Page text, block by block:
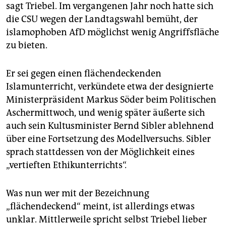
sagt Triebel. Im vergangenen Jahr noch hatte sich
die CSU wegen der Landtagswahl bemüht, der
islamophoben AfD möglichst wenig Angriffsfläche
zu bieten.
Er sei gegen einen flächendeckenden
Islamunterricht, verkündete etwa der designierte
Ministerpräsident Markus Söder beim Politischen
Aschermittwoch, und wenig später äußerte sich
auch sein Kultusminister Bernd Sibler ablehnend
über eine Fortsetzung des Modellversuchs. Sibler
sprach stattdessen von der Möglichkeit ­eines
„vertieften Ethik­unterrichts“.
Was nun wer mit der Bezeichnung
„flächendeckend“ meint, ist allerdings etwas
unklar. Mittlerweile spricht selbst Triebel lieber